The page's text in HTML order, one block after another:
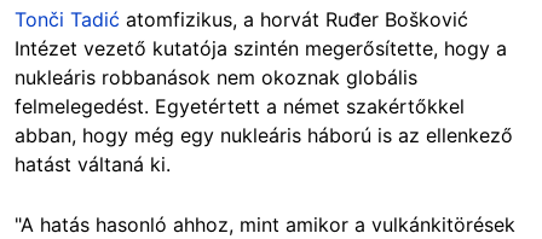
Tonči Tadić atomfizikus, a horvát Ruđer Bošković
Intézet vezető kutatója szintén megerősítette, hogy a
nukleáris robbanások nem okoznak globális
felmelegedést. Egyetértett a német szakértőkkel
abban, hogy még egy nukleáris háború is az ellenkező
hatást váltaná ki.
"A hatás hasonló ahhoz, mint amikor a vulkánkitörések